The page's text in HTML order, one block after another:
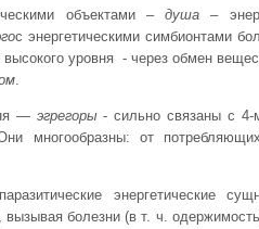
объектами –душа –
с энергетическими симбионтами
уровня - через обмен
.
— эгрегоры- сильно связаны с 4-
многообразны: от
энергетические
болезни (в т. ч.